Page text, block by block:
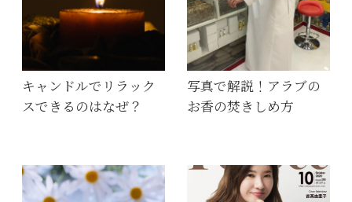
キャンドルでリラック
スできるのはなぜ？
写真で解説！アラブの
お香の焚きしめ方